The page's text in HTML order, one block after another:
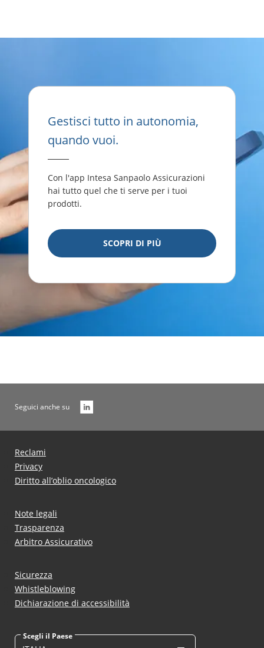
Gestisci tutto in autonomia,
quando vuoi.
Con l'app Intesa Sanpaolo Assicurazioni
hai tutto quel che ti serve per i tuoi
prodotti.
SCOPRI DI PIÙ
Seguici anche su
Reclami
Privacy
Diritto all’oblio oncologico
Note legali
Trasparenza
Arbitro Assicurativo
Sicurezza
Whistleblowing
Dichiarazione di accessibilità
Scegli il Paese